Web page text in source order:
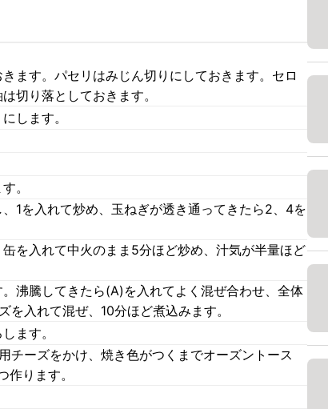
ます。パセリはみじん切りにしておきます。セロ
切り落としておきます。
します。
。
1を入れて炒め、玉ねぎが透き通ってきたら2、4を
を入れて中火のまま5分ほど炒め、汁気が半量ほど
沸騰してきたら(A)を入れてよく混ぜ合わせ、全体
入れて混ぜ、10分ほど煮込みます。
ます。
チーズをかけ、焼き色がつくまでオーズントース
作ります。